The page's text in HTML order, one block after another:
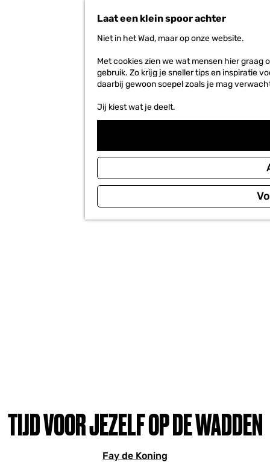
Laat een klein spoor achter
Niet in het Wad, maar op onze website.
Met cookies zien we wat mensen hier graag
gebruik. Zo krijg je sneller tips en inspiratie
daarbij gewoon soepel zoals je mag
Jij kiest wat je deelt.
TIJD VOOR JEZELF OP DE WADDEN
Fay de Koning